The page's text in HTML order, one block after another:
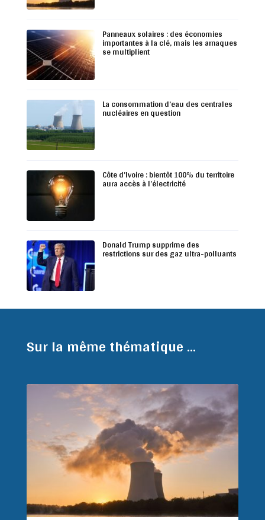
Panneaux solaires : des économies
importantes à la clé, mais les arnaques
se multiplient
La consommation d’eau des centrales
nucléaires en question
Côte d’Ivoire : bientôt 100% du territoire
aura accès à l’électricité
Donald Trump supprime des
restrictions sur des gaz ultra-polluants
Sur la même thématique ...